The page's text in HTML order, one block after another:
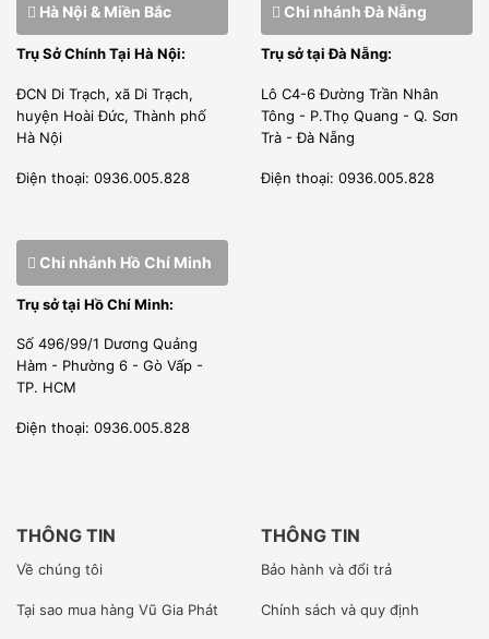
Hà Nội & Miền Bắc
Trụ Sở Chính Tại Hà Nội:
ĐCN Di Trạch, xã Di Trạch,
huyện Hoài Đức, Thành phố
Hà Nội
Điện thoại: 0936.005.828
Chi nhánh Đà Nẵng
Trụ sở tại Đà Nẵng:
Lô C4-6 Đường Trần Nhân
Tông - P.Thọ Quang - Q. Sơn
Trà - Đà Nẵng
Điện thoại: 0936.005.828
Chi nhánh Hồ Chí Minh
Trụ sở tại Hồ Chí Minh:
Số 496/99/1 Dương Quảng
Hàm - Phường 6 - Gò Vấp -
TP. HCM
Điện thoại: 0936.005.828
THÔNG TIN
Về chúng tôi
Tại sao mua hàng Vũ Gia Phát
THÔNG TIN
Bảo hành và đổi trả
Chính sách và quy định